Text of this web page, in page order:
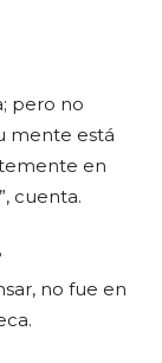
pero no
mente está
en
cuenta.
no fue en